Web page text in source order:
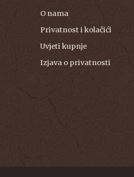
O nama
Privatnost i kolačići
Uvjeti kupnje
Izjava o privatnosti